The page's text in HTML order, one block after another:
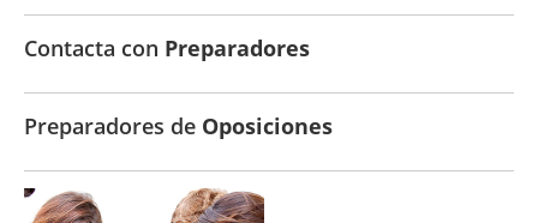
Contacta con Preparadores
Preparadores de Oposiciones